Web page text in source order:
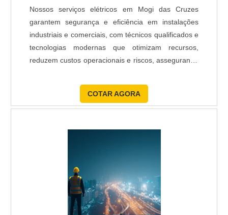
Nossos serviços elétricos em Mogi das Cruzes
garantem segurança e eficiência em instalações
industriais e comerciais, com técnicos qualificados e
tecnologias modernas que otimizam recursos,
reduzem custos operacionais e riscos, assegurando
COTAR AGORA